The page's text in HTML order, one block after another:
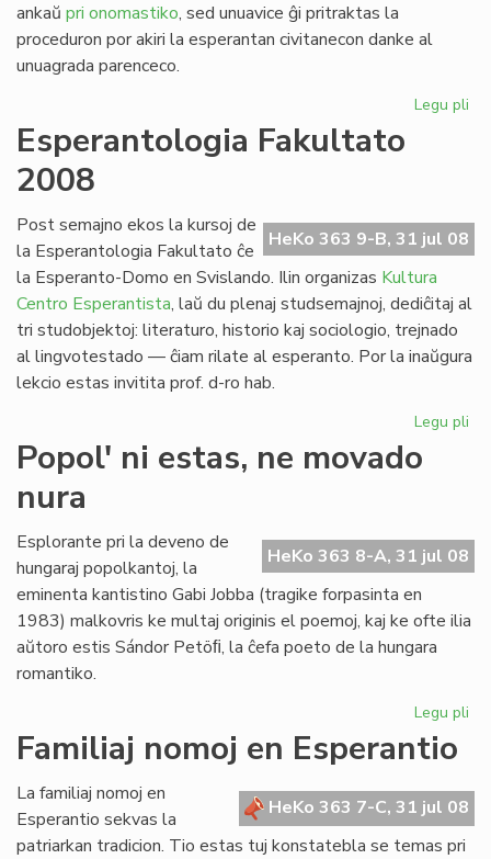
ankaŭ pri onomastiko, sed unuavice ĝi pritraktas la
proceduron por akiri la esperantan civitanecon danke al
unuagrada parenceco.
Legu pli
Esperantologia Fakultato
2008
HeKo 363 9-B, 31 jul 08
Post semajno ekos la kursoj de
la Esperantologia Fakultato ĉe
la Esperanto-Domo en Svislando. Ilin organizas Kultura
Centro Esperantista, laŭ du plenaj studsemajnoj, dediĉitaj al
tri studobjektoj: literaturo, historio kaj sociologio, trejnado
al lingvotestado — ĉiam rilate al esperanto. Por la inaŭgura
lekcio estas invitita prof. d-ro hab.
Legu pli
Popol' ni estas, ne movado
nura
HeKo 363 8-A, 31 jul 08
Esplorante pri la deveno de
hungaraj popolkantoj, la
eminenta kantistino Gabi Jobba (tragike forpasinta en
1983) malkovris ke multaj originis el poemoj, kaj ke ofte ilia
aŭtoro estis Sándor Petöﬁ, la ĉefa poeto de la hungara
romantiko.
Legu pli
Familiaj nomoj en Esperantio
HeKo 363 7-C, 31 jul 08
La familiaj nomoj en
Esperantio sekvas la
patriarkan tradicion. Tio estas tuj konstatebla se temas pri